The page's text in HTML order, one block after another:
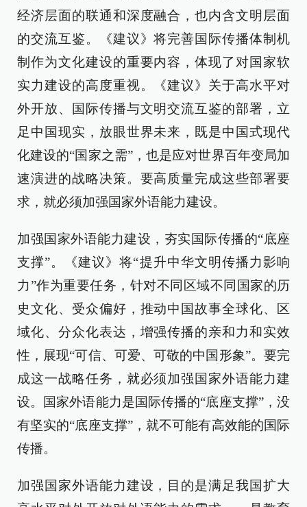
经济层面的联通和深度融合，也内含文明层面
的交流互鉴。《建议》将完善国际传播体制机
制作为文化建设的重要内容，体现了对国家软
实力建设的高度重视。《建议》关于高水平对
外开放、国际传播与文明交流互鉴的部署，立
足中国现实，放眼世界未来，既是中国式现代
化建设的“国家之需”，也是应对世界百年变局加
速演进的战略决策。要高质量完成这些部署要
求，就必须加强国家外语能力建设。
加强国家外语能力建设，夯实国际传播的“底座
支撑”。《建议》将“提升中华文明传播力影响
力”作为重要任务，针对不同区域不同国家的历
史文化、受众偏好，推动中国故事全球化、区
域化、分众化表达，增强传播的亲和力和实效
性，展现“可信、可爱、可敬的中国形象”。要完
成这一战略任务，就必须加强国家外语能力建
设。国家外语能力是国际传播的“底座支撑”，没
有坚实的“底座支撑”，就不可能有高效能的国际
传播。
加强国家外语能力建设，目的是满足我国扩大